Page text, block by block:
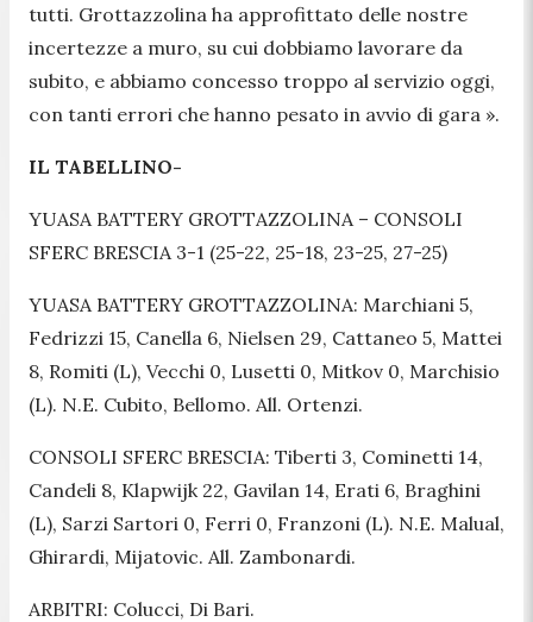
tutti. Grottazzolina ha approfittato delle nostre
incertezze a muro, su cui dobbiamo lavorare da
subito, e abbiamo concesso troppo al servizio oggi,
con tanti errori che hanno pesato in avvio di gara ».
IL TABELLINO-
YUASA BATTERY GROTTAZZOLINA – CONSOLI
SFERC BRESCIA 3-1 (25-22, 25-18, 23-25, 27-25)
YUASA BATTERY GROTTAZZOLINA: Marchiani 5,
Fedrizzi 15, Canella 6, Nielsen 29, Cattaneo 5, Mattei
8, Romiti (L), Vecchi 0, Lusetti 0, Mitkov 0, Marchisio
(L). N.E. Cubito, Bellomo. All. Ortenzi.
CONSOLI SFERC BRESCIA: Tiberti 3, Cominetti 14,
Candeli 8, Klapwijk 22, Gavilan 14, Erati 6, Braghini
(L), Sarzi Sartori 0, Ferri 0, Franzoni (L). N.E. Malual,
Ghirardi, Mijatovic. All. Zambonardi.
ARBITRI: Colucci, Di Bari.